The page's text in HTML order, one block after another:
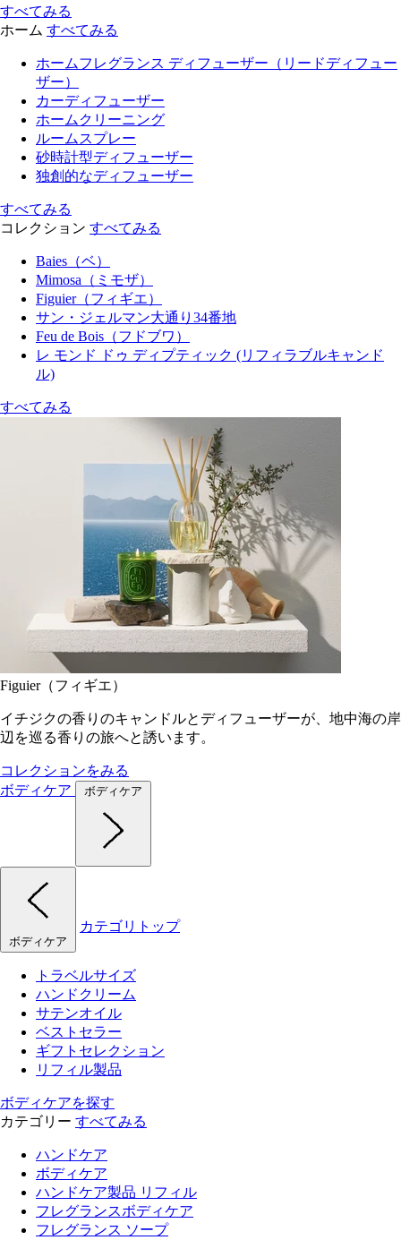
すべてみる
ホーム すべてみる
ホームフレグランス ディフューザー（リードディフュー
ザー）
カーディフューザー
ホームクリーニング
ルームスプレー
砂時計型ディフューザー
独創的なディフューザー
すべてみる
コレクション すべてみる
Baies（ベ）
Mimosa（ミモザ）
Figuier（フィギエ）
サン・ジェルマン大通り34番地
Feu de Bois（フドブワ）
レ モンド ドゥ ディプティック (リフィラブルキャンド
ル)
すべてみる
Figuier（フィギエ）
イチジクの香りのキャンドルとディフューザーが、地中海の岸
辺を巡る香りの旅へと誘います。
コレクションをみる
ボディケア
ボディケア
ボディケア
カテゴリトップ
トラベルサイズ
ハンドクリーム
サテンオイル
ベストセラー
ギフトセレクション
リフィル製品
ボディケアを探す
カテゴリー すべてみる
ハンドケア
ボディケア
ハンドケア製品 リフィル
フレグランスボディケア
フレグランス ソープ